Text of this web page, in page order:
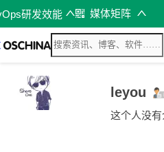
研发效能 媒体矩阵
leyou
这个人没有